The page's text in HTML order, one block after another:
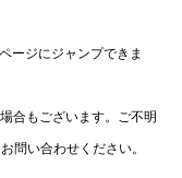
ージにジャンプできま
合もございます。ご不明
問い合わせください。